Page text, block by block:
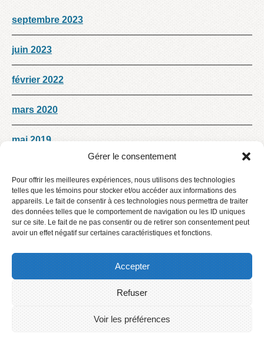
Gérer le consentement
Pour offrir les meilleures expériences, nous utilisons des technologies
telles que les témoins pour stocker et/ou accéder aux informations des
appareils. Le fait de consentir à ces technologies nous permettra de traiter
des données telles que le comportement de navigation ou les ID uniques
sur ce site. Le fait de ne pas consentir ou de retirer son consentement peut
avoir un effet négatif sur certaines caractéristiques et fonctions.
Accepter
Refuser
Voir les préférences
septembre 2023
juin 2023
février 2022
mars 2020
mai 2019
janvier 2019
mai 2018
Accueil Contact